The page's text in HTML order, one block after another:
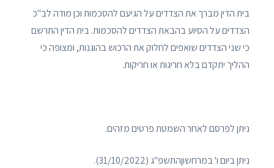
בית הדין מברך את הצדדים על הגיעם להסכמות וכן מודה לב"כ
הצדדים על הסיוע בהבאת הצדדים להסכמות. בית הדין התרשם
כי שני הצדדים שואפים לחלוק את הרכוש בהוגנות, ומצופה כי
ההליך יתקדם בלא חריגות או חריקות.
ניתן לפרסם לאחר השמטת פרטים מזהים.
ניתן ביום ו' במרחשוןהתשפ"ג (31/10/2022).